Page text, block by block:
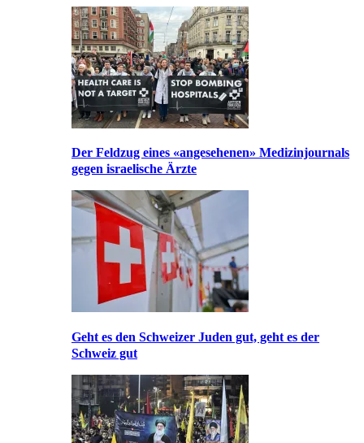
Der Feldzug eines «angesehenen» Medizinjournals
gegen israelische Ärzte
Geht es den Schweizer Juden gut, geht es der
Schweiz gut